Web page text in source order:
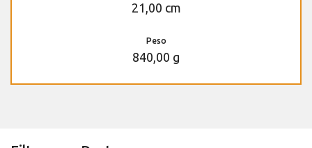
21,00 cm
Peso
840,00 g